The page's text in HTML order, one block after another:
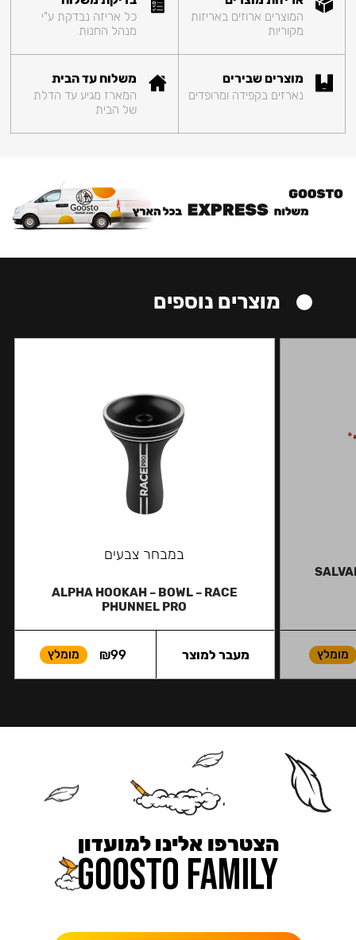
המוצרים ארוזים באריזות
מקוריות
כל אריזה נבדקת ע"י
מנהל החנות
מוצרים שבירים
נארזים בקפידה ומרופדים
משלוח עד הבית
המארז מגיע עד הדלת
של הבית
מוצרים נוספים
מומלץ
במבחר צבעים
ALPHA HOOKAH – BOWL – RACE
PHUNNEL PRO
₪99 מומלץ מעבר למוצר
הצטרפו אלינו למועדון